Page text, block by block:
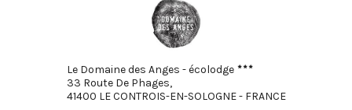
Le Domaine des Anges - écolodge
33 Route De Phages,
41400 LE CONTROIS-EN-SOLOGNE - FRANCE